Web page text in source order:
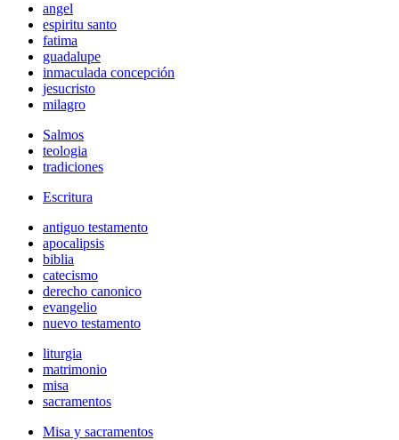
angel
espiritu santo
fatima
guadalupe
inmaculada concepción
jesucristo
milagro
Salmos
teologia
tradiciones
Escritura
antiguo testamento
apocalipsis
biblia
catecismo
derecho canonico
evangelio
nuevo testamento
liturgia
matrimonio
misa
sacramentos
Misa y sacramentos